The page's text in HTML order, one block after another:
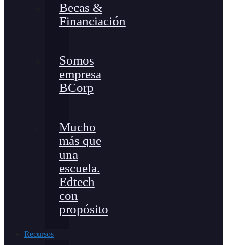
Becas &
Financiación
Somos
empresa
BCorp
Mucho
más que
una
escuela.
Edtech
con
propósito
Recursos